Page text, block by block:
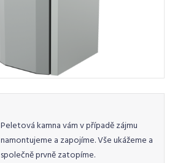
Peletová kamna vám v případě zájmu
namontujeme a zapojíme. Vše ukážeme a
společně prvně zatopíme.